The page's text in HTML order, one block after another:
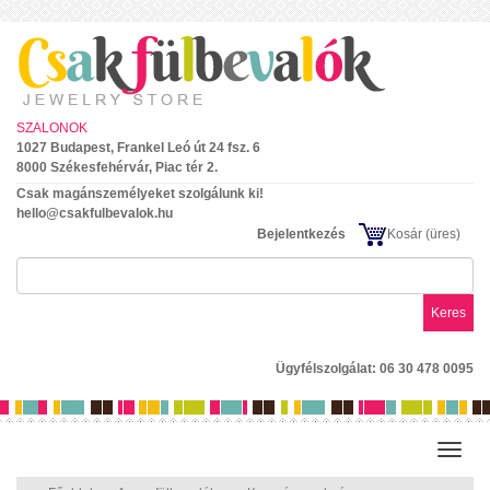
SZALONOK
1027 Budapest, Frankel Leó út 24 fsz. 6
8000 Székesfehérvár, Piac tér 2.
Csak magánszemélyeket szolgálunk ki!
hello@csakfulbevalok.hu
Bejelentkezés
Kosár (üres)
Keres
Ügyfélszolgálat: 06 30 478 0095